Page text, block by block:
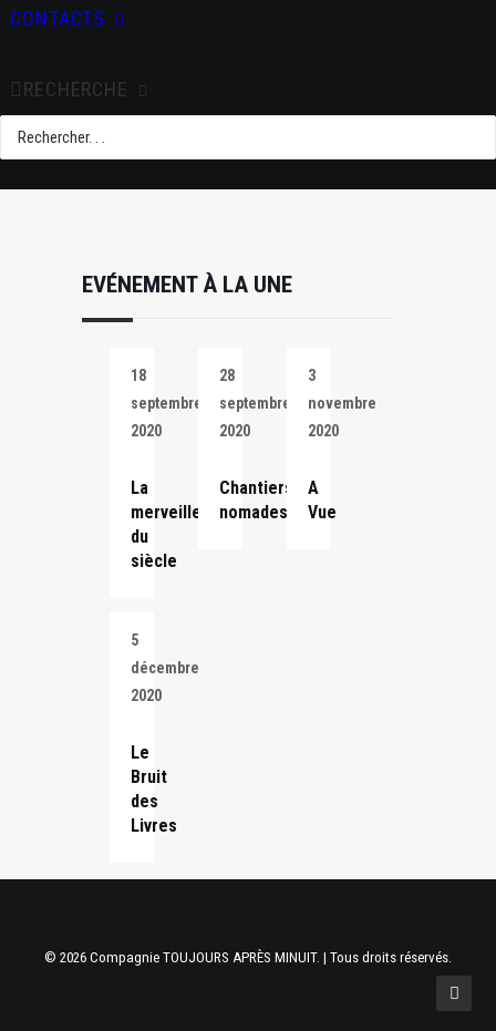
CONTACTS
RECHERCHE
EVÉNEMENT À LA UNE
18
septembre
2020
La
merveille
du
siècle
28
septembre
2020
Chantiers
nomades
3
novembre
2020
A
Vue
5
décembre
2020
Le
Bruit
des
Livres
© 2026 Compagnie TOUJOURS APRÈS MINUIT. | Tous droits réservés.